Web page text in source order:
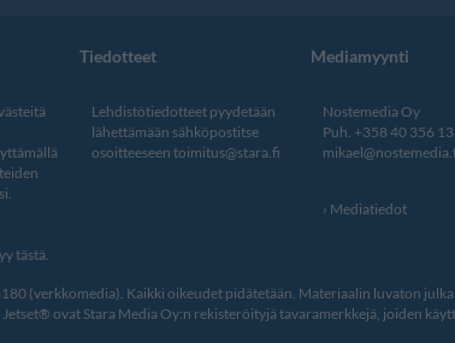
tästä.
Tiedotteet
Lehdistötiedotteet pyydetään
lähettämään sähköpostitse
osoitteeseen toimitus@stara.fi
Mediamyynti
Nostemedia Oy
Puh. +358 40 356
Mediatiedot
(verkkomedia). Kaikki oikeudet pidätetään. Materiaalin luvaton
ovat Stara Media Oy:n rekisteröityjä tavaramerkkejä, joiden